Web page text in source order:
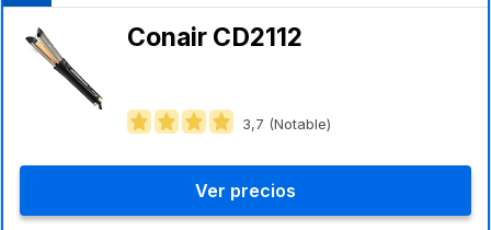
Conair CD2112
3,7 (Notable)
Ver precios